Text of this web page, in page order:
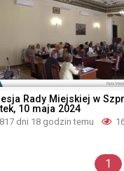
Rady Miejskiej w
10 maja 2024
817 dni 18 godzin temu
1